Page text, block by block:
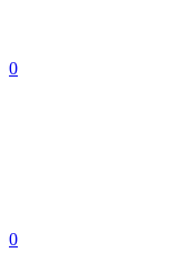
0
0